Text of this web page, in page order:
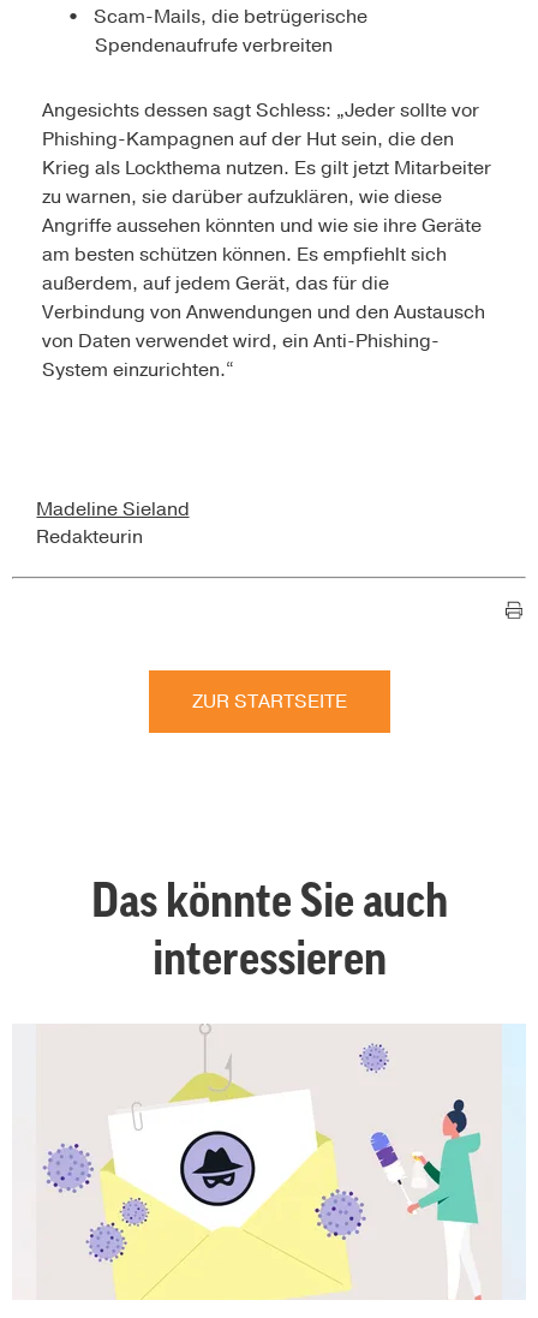
Scam-Mails, die betrügerische
Spendenaufrufe verbreiten
Angesichts dessen sagt Schless: „Jeder sollte vor
Phishing-Kampagnen auf der Hut sein, die den
Krieg als Lockthema nutzen. Es gilt jetzt Mitarbeiter
zu warnen, sie darüber aufzuklären, wie diese
Angriffe aussehen könnten und wie sie ihre Geräte
am besten schützen können. Es empfiehlt sich
außerdem, auf jedem Gerät, das für die
Verbindung von Anwendungen und den Austausch
von Daten verwendet wird, ein Anti-Phishing-
System einzurichten.“
Madeline Sieland
Redakteurin
ZUR STARTSEITE
Das könnte Sie auch
interessieren